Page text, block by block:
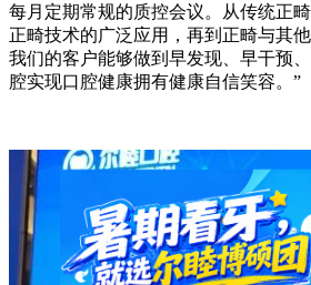
每月定期常规的质控会议。从传统正
正畸技术的广泛应用，再到正畸与其
我们的客户能够做到早发现、早干预
腔实现口腔健康拥有健康自信笑容。”